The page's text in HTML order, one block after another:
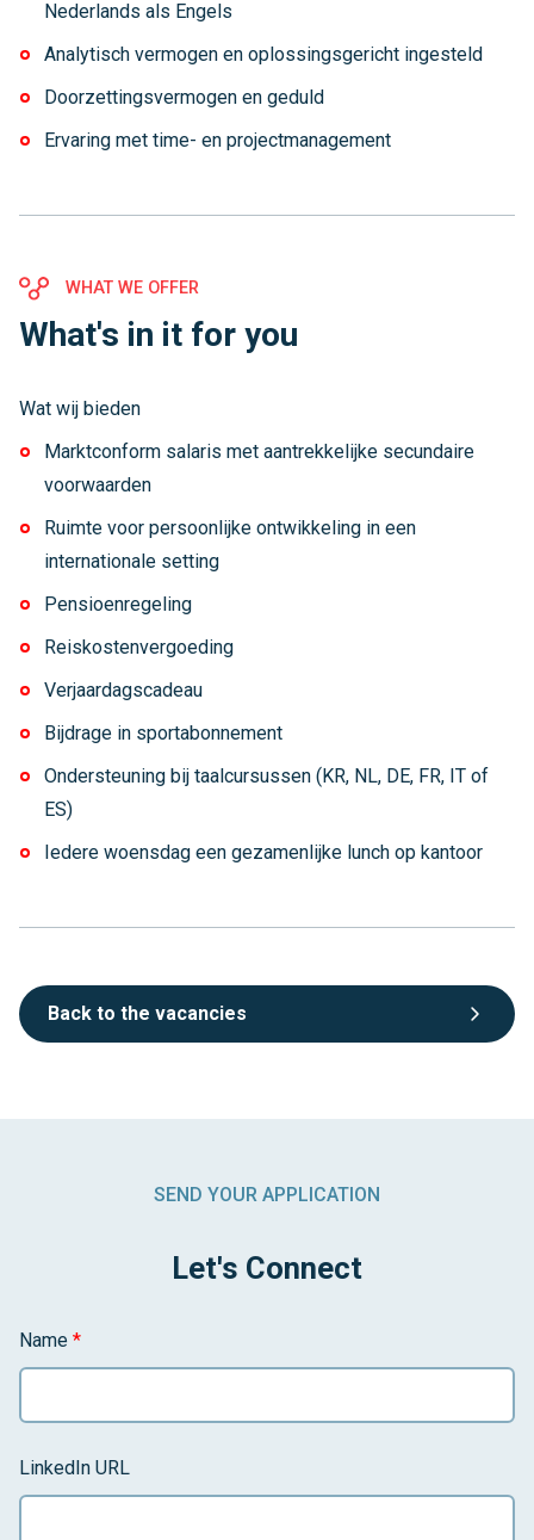
Nederlands als Engels
Analytisch vermogen en oplossingsgericht ingesteld
Doorzettingsvermogen en geduld
Ervaring met time- en projectmanagement
WHAT WE OFFER
What's in it for you
Wat wij bieden
Marktconform salaris met aantrekkelijke secundaire
voorwaarden
Ruimte voor persoonlijke ontwikkeling in een
internationale setting
Pensioenregeling
Reiskostenvergoeding
Verjaardagscadeau
Bijdrage in sportabonnement
Ondersteuning bij taalcursussen (KR, NL, DE, FR, IT of
ES)
Iedere woensdag een gezamenlijke lunch op kantoor
Back to the vacancies
SEND YOUR APPLICATION
Let's Connect
Name *
LinkedIn URL